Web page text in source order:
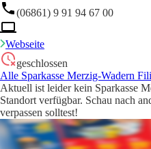
(06861) 9 91 94 67 00
Webseite
geschlossen
Alle Sparkasse Merzig-Wadern
Aktuell ist leider kein Sparkasse
Standort verfügbar. Schau nach
verpassen solltest!